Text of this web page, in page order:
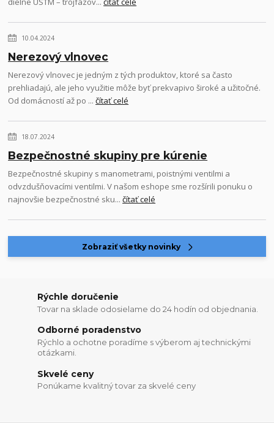
10.04.2024
Nerezový vlnovec
Nerezový vlnovec je jedným z tých produktov, ktoré sa často
prehliadajú, ale jeho využitie môže byť prekvapivo široké a užitočné.
Od domácností až po ...čítať celé
18.07.2024
Bezpečnostné skupiny pre kúrenie
Bezpečnostné skupiny s manometrami, poistnými ventilmi a
odvzdušňovacími ventilmi. V našom eshope sme rozšírili ponuku o
najnovšie bezpečnostné sku...čítať celé
Zobraziť všetky novinky
Rýchle doručenie
Tovar na sklade odosielame do 24 hodín od objednania.
Odborné poradenstvo
Rýchlo a ochotne poradíme s výberom aj technickými
otázkami.
Skvelé ceny
Ponúkame kvalitný tovar za skvelé ceny